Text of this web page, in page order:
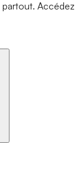
partout. Accédez